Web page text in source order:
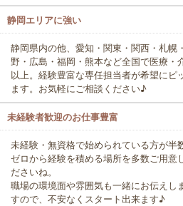
静岡エリアに強い
静岡県内の他、愛知・関東・関西・札幌
野・広島・福岡・熊本など全国で医療・
以上。経験豊富な専任担当者が希望にピ
ます。お気軽にご相談ください♪
未経験者歓迎のお仕事豊富
未経験・無資格で始められている方が半
ゼロから経験を積める場所を多数ご用意
ださいね。
職場の環境面や雰囲気も一緒にお伝えし
すので、不安なくスタート出来ます♪